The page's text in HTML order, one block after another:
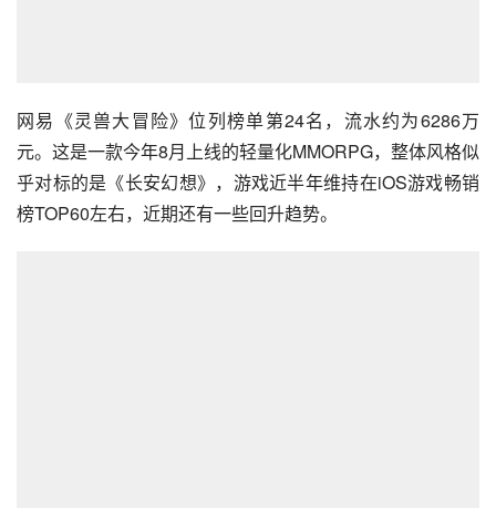
网易《灵兽大冒险》位列榜单第24名，流水约为6286万
元。这是一款今年8月上线的轻量化MMORPG，整体风格似
乎对标的是《长安幻想》，游戏近半年维持在iOS游戏畅销
榜TOP60左右，近期还有一些回升趋势。